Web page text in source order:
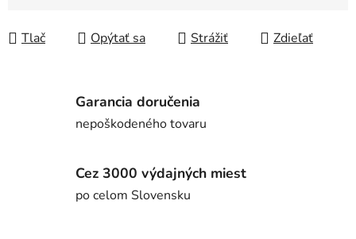
Tlač Opýtať sa Strážiť Zdieľať
Garancia doručenia
nepoškodeného tovaru
Cez 3000 výdajných miest
po celom Slovensku